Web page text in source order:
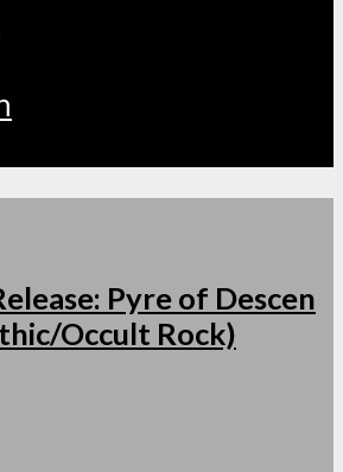
Pyre of Descen
Occult Rock)